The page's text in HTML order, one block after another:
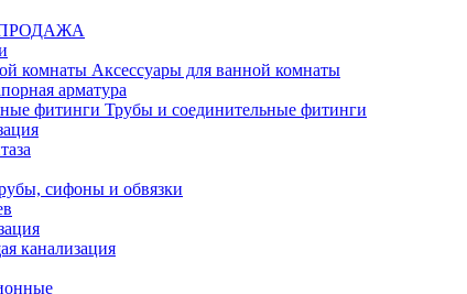
Аксессуары для ванной комнаты
арматура
Трубы и соединительные фитинги
сифоны и обвязки
канализация